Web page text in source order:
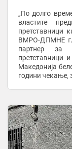
„По долго
властите
претставници
ВМРО-ДПМНЕ
партнер за
претставници
Македонија
години чекање,